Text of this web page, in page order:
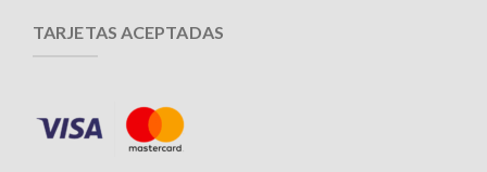
TARJETAS ACEPTADAS